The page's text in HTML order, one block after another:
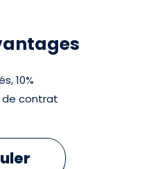
10%
de contrat